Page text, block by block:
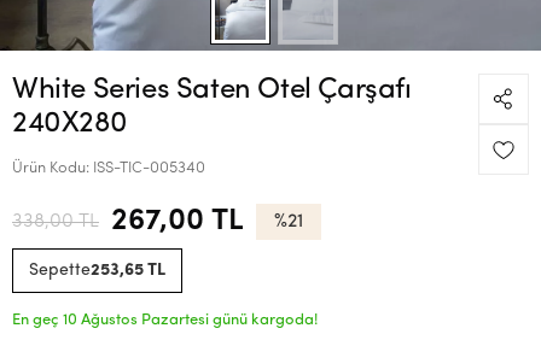
White Series Saten Otel Çarşafı
240X280
Ürün Kodu: ISS-TIC-005340
338,00 TL 267,00 TL %21
Sepette253,65 TL
En geç 10 Ağustos Pazartesi günü kargoda!